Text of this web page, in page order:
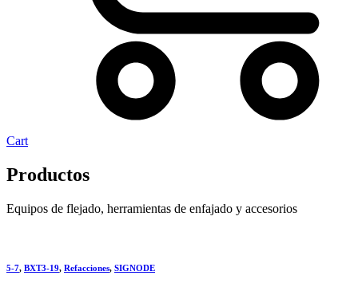
Cart
Productos
Equipos de flejado, herramientas de enfajado y accesorios
5-7, BXT3-19, Refacciones, SIGNODE